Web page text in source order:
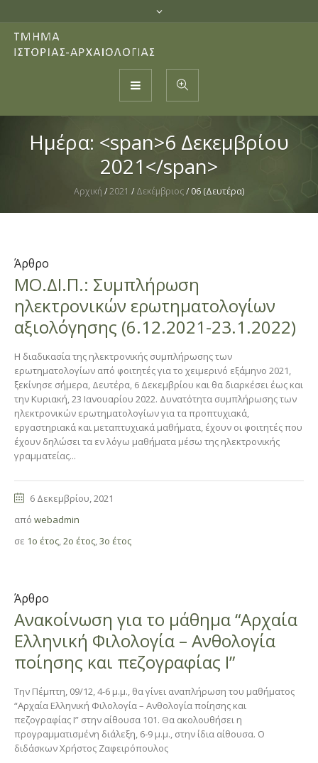
Ημέρα: <span>6 Δεκεμβρίου
2021</span>
Αρχική /2021 / Δεκέμβριος/ 06 (Δευτέρα)
Άρθρο
ΜΟ.ΔΙ.Π.: Συμπλήρωση
ηλεκτρονικών ερωτηματολογίων
αξιολόγησης (6.12.2021-23.1.2022)
Η διαδικασία της ηλεκτρονικής συμπλήρωσης των
ερωτηματολογίων από φοιτητές για το χειμερινό εξάμηνο 2021,
ξεκίνησε σήμερα, Δευτέρα, 6 Δεκεμβρίου και θα διαρκέσει έως και
την Κυριακή, 23 Ιανουαρίου 2022. Δυνατότητα συμπλήρωσης των
ηλεκτρονικών ερωτηματολογίων για τα προπτυχιακά,
εργαστηριακά και μεταπτυχιακά μαθήματα, έχουν οι φοιτητές που
έχουν δηλώσει τα εν λόγω μαθήματα μέσω της ηλεκτρονικής
γραμματείας...
6 Δεκεμβρίου, 2021
από webadmin
σε 1ο έτος,2ο έτος,3ο έτος
Άρθρο
Ανακοίνωση για το μάθημα “Αρχαία
Ελληνική Φιλολογία – Ανθολογία
ποίησης και πεζογραφίας Ι”
Την Πέμπτη, 09/12, 4-6 μ.μ., θα γίνει αναπλήρωση του μαθήματος
“Αρχαία Ελληνική Φιλολογία – Ανθολογία ποίησης και
πεζογραφίας Ι” στην αίθουσα 101. Θα ακολουθήσει η
προγραμματισμένη διάλεξη, 6-9 μ.μ., στην ίδια αίθουσα. Ο
διδάσκων Χρήστος Ζαφειρόπουλος